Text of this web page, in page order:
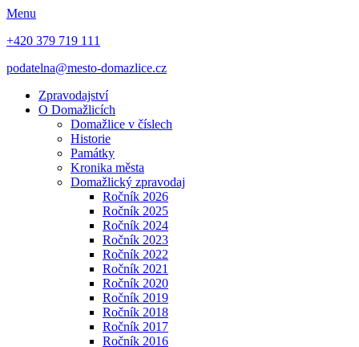
Menu
+420 379 719 111
podatelna@mesto-domazlice.cz
Zpravodajství
O Domažlicích
Domažlice v číslech
Historie
Památky
Kronika města
Domažlický zpravodaj
Ročník 2026
Ročník 2025
Ročník 2024
Ročník 2023
Ročník 2022
Ročník 2021
Ročník 2020
Ročník 2019
Ročník 2018
Ročník 2017
Ročník 2016